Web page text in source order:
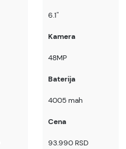
6.1"
Kamera
48MP
Baterija
4005 mah
Cena
93.990 RSD